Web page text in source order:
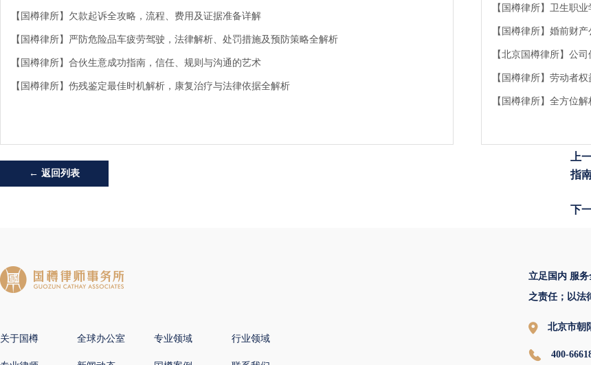
【国樽律所】欠款起诉全攻略，流程、费用及证据准备详解
【国樽律所】严防危险品车疲劳驾驶，法律解析、处罚措施及预防策略全解析
【国樽律所】合伙生意成功指南，信任、规则与沟通的艺术
【国樽律所】伤残鉴定最佳时机解析，康复治疗与法律依据全解析
【国樽律所】卫生职
【国樽律所】婚前财
【北京国樽律所】公
【国樽律所】劳动者
【国樽律所】全方位
← 返回列表
上
指
下
关于国樽 全球办公室 专业领域 行业领域
立足国内 服
之责任；以法
北京市朝
400-